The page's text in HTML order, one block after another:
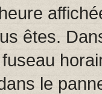
êtes.
le